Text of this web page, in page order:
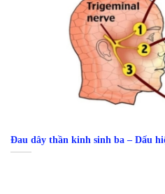
Đau dây thần kinh sinh ba – Dấu